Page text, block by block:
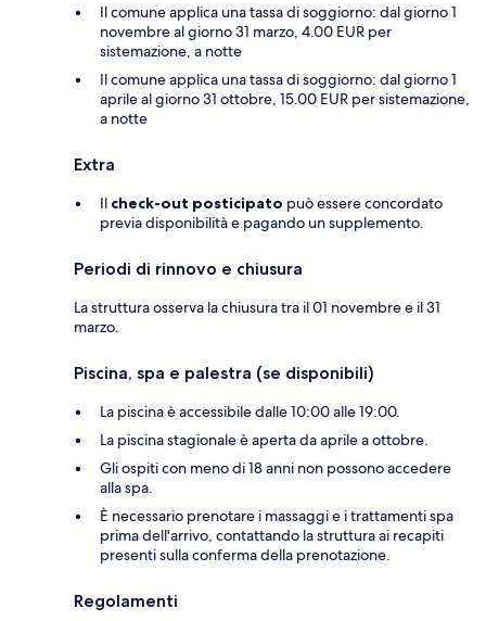
Il comune applica una tassa di soggiorno: dal giorno 1
novembre al giorno 31 marzo, 4.00 EUR per
sistemazione, a notte
Il comune applica una tassa di soggiorno: dal giorno 1
aprile al giorno 31 ottobre, 15.00 EUR per sistemazione,
a notte
Extra
Il check-out posticipato può essere concordato
previa disponibilità e pagando un supplemento.
Periodi di rinnovo e chiusura
La struttura osserva la chiusura tra il 01 novembre e il 31
marzo.
Piscina, spa e palestra (se disponibili)
La piscina è accessibile dalle 10:00 alle 19:00.
La piscina stagionale è aperta da aprile a ottobre.
Gli ospiti con meno di 18 anni non possono accedere
alla spa.
È necessario prenotare i massaggi e i trattamenti spa
prima dell'arrivo, contattando la struttura ai recapiti
presenti sulla conferma della prenotazione.
Regolamenti